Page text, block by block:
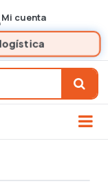
Mi cuenta